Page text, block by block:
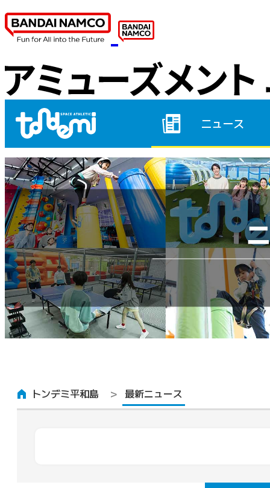
トンデミ平和島 HOME
ニュース
トンデミ平和島 最新ニュース